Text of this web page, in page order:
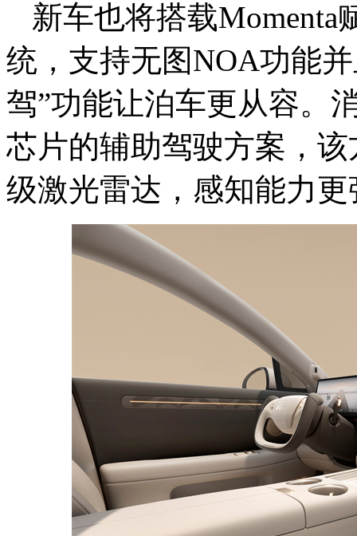
新车也将搭载Momenta
统，支持无图NOA功能
驾”功能让泊车更从容。
芯片的辅助驾驶方案，
级激光雷达，感知能力更